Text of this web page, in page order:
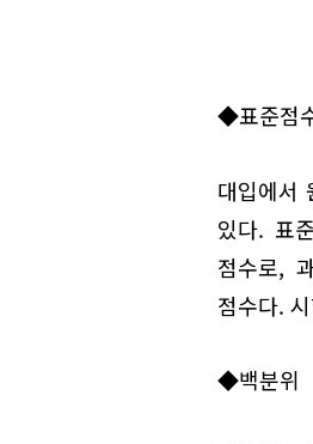
◆표준점
대입에서
있다. 표
점수로,
점수다.
◆백분위